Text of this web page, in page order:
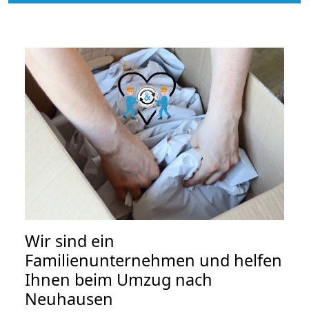
Wir sind ein
Familienunternehmen und helfen
Ihnen beim Umzug nach
Neuhausen